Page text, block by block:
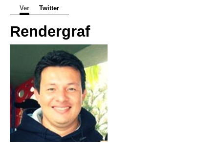
Ver Twitter
Rendergraf